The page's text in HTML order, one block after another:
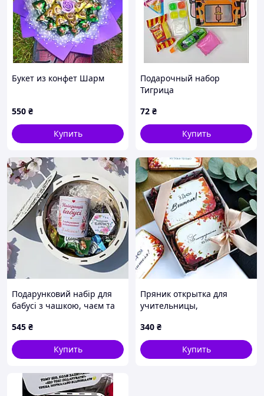
Букет из конфет Шарм
550 ₴
Купить
Подарочный набор
Тигрица
72 ₴
Купить
Подарунковий набір для
бабусі з чашкою, чаєм та
коробці | Подарунок бабусі
на день народження,
ювілей
545 ₴
Купить
Пряник открытка для
учительницы,
340 ₴
Купить